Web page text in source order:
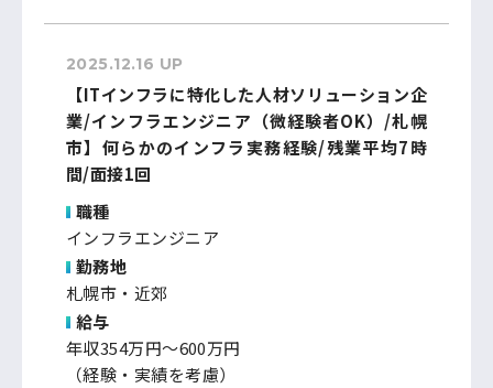
2025.12.16 UP
【ITインフラに特化した人材ソリューション企
業/インフラエンジニア（微経験者OK）/札幌
市】何らかのインフラ実務経験/残業平均7時
間/面接1回
職種
インフラエンジニア
勤務地
札幌市・近郊
給与
年収354万円～600万円
（経験・実績を考慮）